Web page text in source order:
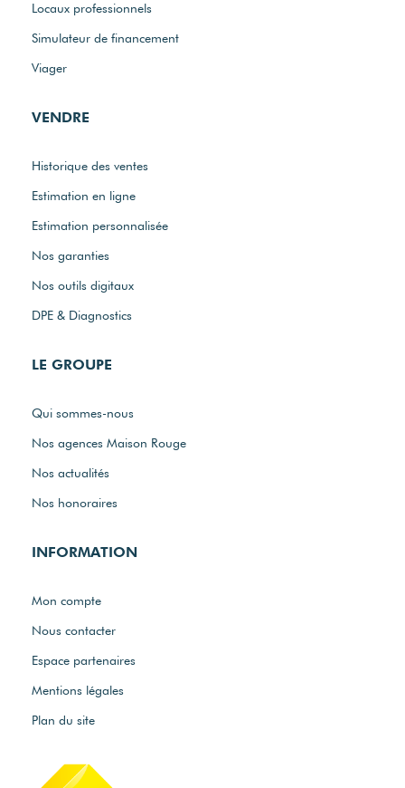
Locaux professionnels
Simulateur de financement
Viager
VENDRE
Historique des ventes
Estimation en ligne
Estimation personnalisée
Nos garanties
Nos outils digitaux
DPE & Diagnostics
LE GROUPE
Qui sommes-nous
Nos agences Maison Rouge
Nos actualités
Nos honoraires
INFORMATION
Mon compte
Nous contacter
Espace partenaires
Mentions légales
Plan du site